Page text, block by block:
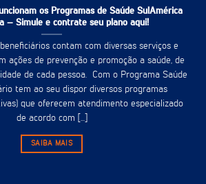
os Programas de Saúde SulAmérica
– Simule e contrate seu plano aqui!
contam com diversas serviços e
ações de prevenção e promoção a saúde, de
de cada pessoa. Com o Programa Saúde
tem ao seu dispor diversos programas
que oferecem atendimento especializado
de acordo com [...]
SAIBA MAIS